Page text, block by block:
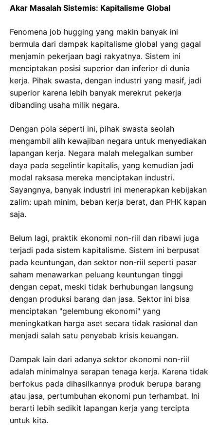
Akar Masalah Sistemis: Kapitalisme Global
Fenomena job hugging yang makin banyak ini
bermula dari dampak kapitalisme global yang gagal
menjamin pekerjaan bagi rakyatnya. Sistem ini
menciptakan posisi superior dan inferior di dunia
kerja. Pihak swasta, dengan industri yang masif, jadi
superior karena lebih banyak merekrut pekerja
dibanding usaha milik negara.
Dengan pola seperti ini, pihak swasta seolah
mengambil alih kewajiban negara untuk menyediakan
lapangan kerja. Negara malah melegalkan sumber
daya pada segelintir kapitalis, yang kemudian jadi
modal raksasa mereka menciptakan industri.
Sayangnya, banyak industri ini menerapkan kebijakan
zalim: upah minim, beban kerja berat, dan PHK kapan
saja.
Belum lagi, praktik ekonomi non-riil dan ribawi juga
terjadi pada sistem kapitalisme. Sistem ini berpusat
pada keuntungan, dan sektor non-riil seperti pasar
saham menawarkan peluang keuntungan tinggi
dengan cepat, meski tidak berhubungan langsung
dengan produksi barang dan jasa. Sektor ini bisa
menciptakan "gelembung ekonomi" yang
meningkatkan harga aset secara tidak rasional dan
menjadi salah satu penyebab krisis keuangan.
Dampak lain dari adanya sektor ekonomi non-riil
adalah minimalnya serapan tenaga kerja. Karena tidak
berfokus pada dihasilkannya produk berupa barang
atau jasa, pertumbuhan ekonomi pun terhambat. Ini
berarti lebih sedikit lapangan kerja yang tercipta
untuk kita.